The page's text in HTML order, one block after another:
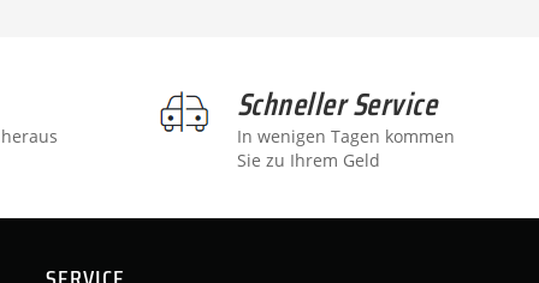
Schneller Service
In wenigen Tagen kommen
Sie zu Ihrem Geld